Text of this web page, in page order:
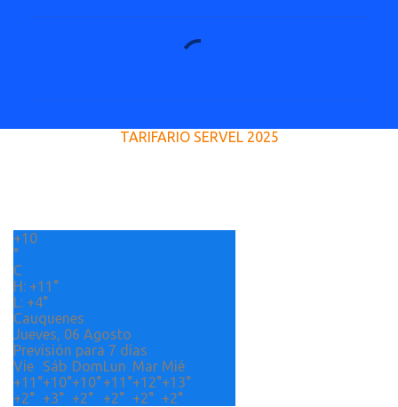
i
s
TARIFARIO SERVEL 2025
+10
°
C
H: +11°
L: +4°
Cauquenes
Jueves, 06 Agosto
Previsión para 7 días
Vie
Sáb DomLun Mar Mié
+11°+10°+10°+11°+12°+13°
+2° +3° +2° +2° +2° +2°